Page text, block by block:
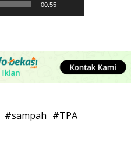
00:55
#sampah #TPA